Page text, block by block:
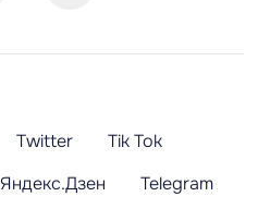
Twitter
Tik Tok
Яндекс.Дзен
Telegram